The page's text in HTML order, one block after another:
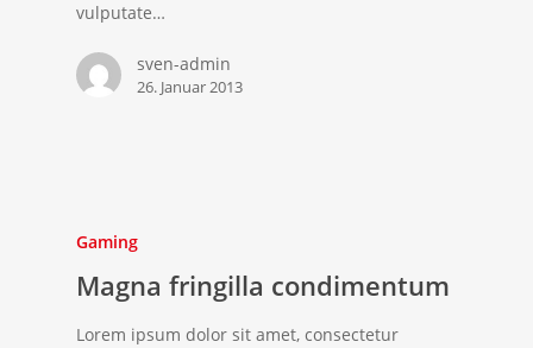
vulputate…
sven-admin
26. Januar 2013
Gaming
Magna fringilla condimentum
Lorem ipsum dolor sit amet, consectetur